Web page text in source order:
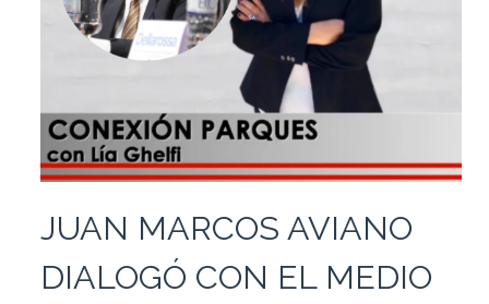
JUAN MARCOS AVIANO
DIALOGÓ CON EL MEDIO